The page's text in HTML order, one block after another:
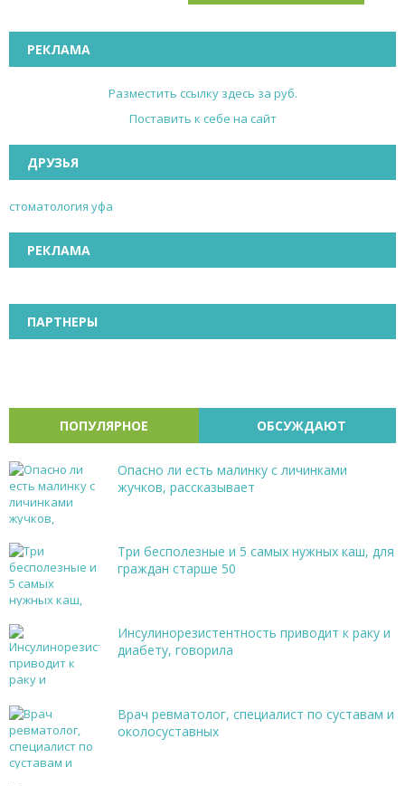
РЕКЛАМА
Разместить ссылку здесь за руб.
Поставить к себе на сайт
ДРУЗЬЯ
стоматология уфа
РЕКЛАМА
ПАРТНЕРЫ
ПОПУЛЯРНОЕ ОБСУЖДАЮТ
Опасно ли есть малинку с личинками
жучков, рассказывает
Три бесполезные и 5 самых нужных каш, для
граждан старше 50
Инсулинорезистентность приводит к раку и
диабету, говорила
Врач ревматолог, специалист по суставам и
околосуставных